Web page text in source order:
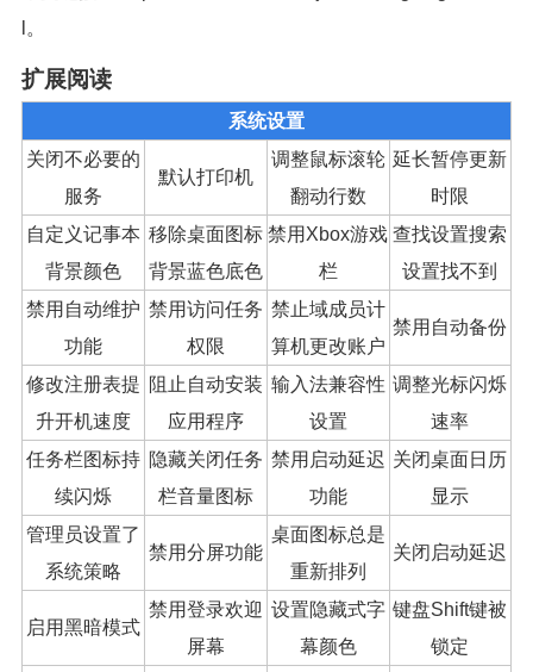
。
扩展阅读
系统设置
关闭不必要的
服务
默认打印机
调整鼠标滚轮
翻动行数
延长暂停更新
时限
自定义记事本
背景颜色
移除桌面图标
背景蓝色底色
禁用Xbox游戏
栏
查找设置搜索
设置找不到
禁用自动维护
功能
禁用访问任务
权限
禁止域成员计
算机更改账户
禁用自动备份
修改注册表提
升开机速度
阻止自动安装
应用程序
输入法兼容性
设置
调整光标闪烁
速率
任务栏图标持
续闪烁
隐藏关闭任务
栏音量图标
禁用启动延迟
功能
关闭桌面日历
显示
管理员设置了
系统策略
禁用分屏功能
桌面图标总是
重新排列
关闭启动延迟
启用黑暗模式
禁用登录欢迎
屏幕
设置隐藏式字
幕颜色
键盘Shift键被
锁定